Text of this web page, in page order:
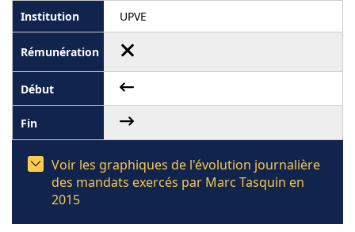
UPVE
Voir les graphiques de l'évolution journalière
des mandats exercés par Marc Tasquin en
2015